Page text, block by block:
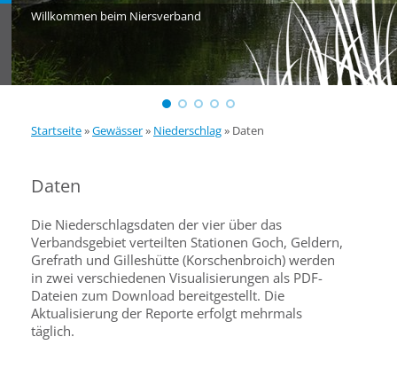
Willkommen beim Niersverband
Startseite»Gewässer» Niederschlag» Daten
Daten
Die Niederschlagsdaten der vier über das
Verbandsgebiet verteilten Stationen Goch, Geldern,
Grefrath und Gilleshütte (Korschenbroich) werden
in zwei verschiedenen Visualisierungen als PDF-
Dateien zum Download bereitgestellt. Die
Aktualisierung der Reporte erfolgt mehrmals
täglich.